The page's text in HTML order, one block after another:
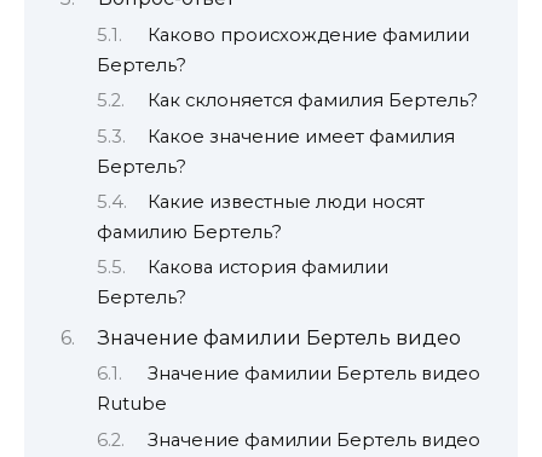
Каково происхождение фамилии
Бертель?
Как склоняется фамилия Бертель?
Какое значение имеет фамилия
Бертель?
Какие известные люди носят
фамилию Бертель?
Какова история фамилии
Бертель?
Значение фамилии Бертель видео
Значение фамилии Бертель видео
Rutube
Значение фамилии Бертель видео